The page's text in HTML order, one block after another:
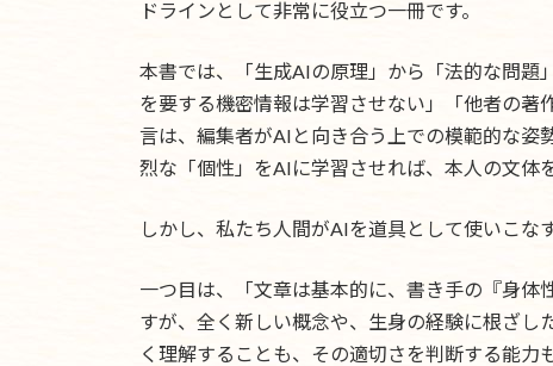
ドラインとして非常に役立つ一冊です。
本書では、「生成AIの原理」から「法的な問題
を要する機密情報は学習させない」「他者の
言は、編集者がAIと向き合う上での模範的な姿
烈な「個性」をAIに学習させれば、本人の文体
しかし、私たち人間がAIを道具として使いこな
一つ目は、「文章は基本的に、書き手の『身体
すが、全く新しい概念や、生身の経験に根ざ
く理解することも、その適切さを判断する能